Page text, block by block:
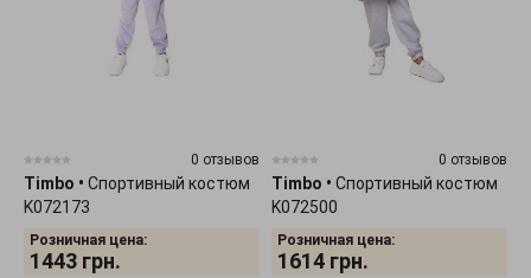
0 отзывов
Timbo • Спортивный костюм
K072173
Розничная цена:
1443 грн.
0 отзывов
Timbo • Спортивный костюм
K072500
Розничная цена:
1614 грн.